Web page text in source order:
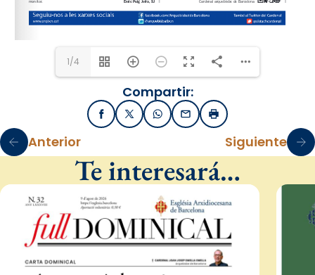
1/4
Compartir:
FacebookX / TwitterWhatsApp
EmailImprimir
Anterior Siguiente
Te interesará…